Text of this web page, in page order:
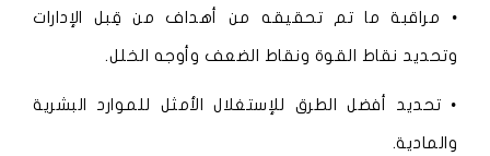
• مراقبة ما تم تحقيقه من أهداف من قِبل الإدارات
وتحديد نقاط القوة ونقاط الضعف وأوجه الخلل.
• تحديد أفضل الطرق للإستغلال الأمثل للموارد البشرية
والمادية.